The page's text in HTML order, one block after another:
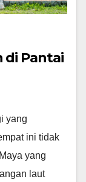
di Pantai
yang
ini tidak
yang
laut